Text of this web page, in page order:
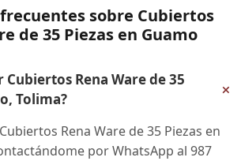
sobre Cubiertos
de 35 Piezas en Guamo
Rena Ware de 35
Tolima?
+
Rena Ware de 35 Piezas en
por WhatsApp al 987